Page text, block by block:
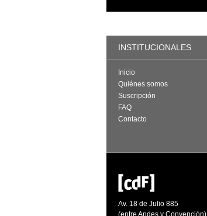
INSTITUCIONALES
Inicio
Quiénes somos
Suscripción
FAQ
Contacto
Av. 18 de Julio 885
(entre Andes y Convención)